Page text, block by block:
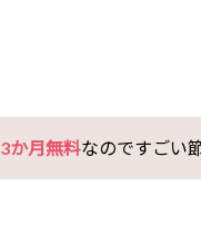
3か月無料なのですごい